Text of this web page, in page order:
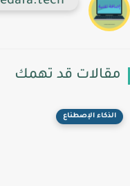
مقالات قد تهمك
الذكاء اﻹصطناع